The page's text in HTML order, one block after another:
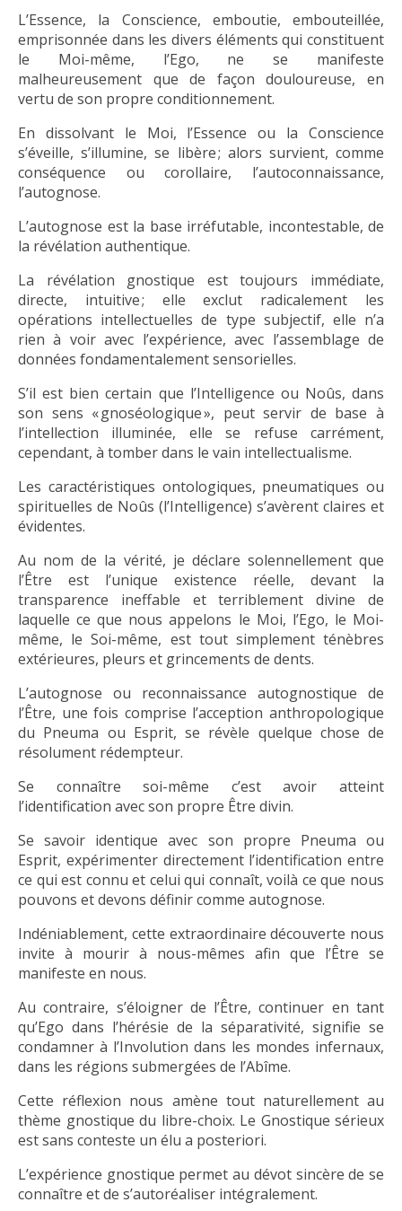
L’Essence, la Conscience, emboutie, embouteillée,
emprisonnée dans les divers éléments qui constituent
le Moi-même, l’Ego, ne se manifeste
malheureusement que de façon douloureuse, en
vertu de son propre conditionnement.
En dissolvant le Moi, l’Essence ou la Conscience
s’éveille, s’illumine, se libère ; alors survient, comme
conséquence ou corollaire, l’autoconnaissance,
l’autognose.
L’autognose est la base irréfutable, incontestable, de
la révélation authentique.
La révélation gnostique est toujours immédiate,
directe, intuitive ; elle exclut radicalement les
opérations intellectuelles de type subjectif, elle n’a
rien à voir avec l’expérience, avec l’assemblage de
données fondamentalement sensorielles.
S’il est bien certain que l’Intelligence ou Noûs, dans
son sens « gnoséologique », peut servir de base à
l’intellection illuminée, elle se refuse carrément,
cependant, à tomber dans le vain intellectualisme.
Les caractéristiques ontologiques, pneumatiques ou
spirituelles de Noûs (l’Intelligence) s’avèrent claires et
évidentes.
Au nom de la vérité, je déclare solennellement que
l’Être est l’unique existence réelle, devant la
transparence ineffable et terriblement divine de
laquelle ce que nous appelons le Moi, l’Ego, le Moi-
même, le Soi-même, est tout simplement ténèbres
extérieures, pleurs et grincements de dents.
L’autognose ou reconnaissance autognostique de
l’Être, une fois comprise l’acception anthropologique
du Pneuma ou Esprit, se révèle quelque chose de
résolument rédempteur.
Se connaître soi-même c’est avoir atteint
l’identification avec son propre Être divin.
Se savoir identique avec son propre Pneuma ou
Esprit, expérimenter directement l’identification entre
ce qui est connu et celui qui connaît, voilà ce que nous
pouvons et devons définir comme autognose.
Indéniablement, cette extraordinaire découverte nous
invite à mourir à nous-mêmes afin que l’Être se
manifeste en nous.
Au contraire, s’éloigner de l’Être, continuer en tant
qu’Ego dans l’hérésie de la séparativité, signifie se
condamner à l’Involution dans les mondes infernaux,
dans les régions submergées de l’Abîme.
Cette réflexion nous amène tout naturellement au
thème gnostique du libre-choix. Le Gnostique sérieux
est sans conteste un élu a posteriori.
L’expérience gnostique permet au dévot sincère de se
connaître et de s’autoréaliser intégralement.